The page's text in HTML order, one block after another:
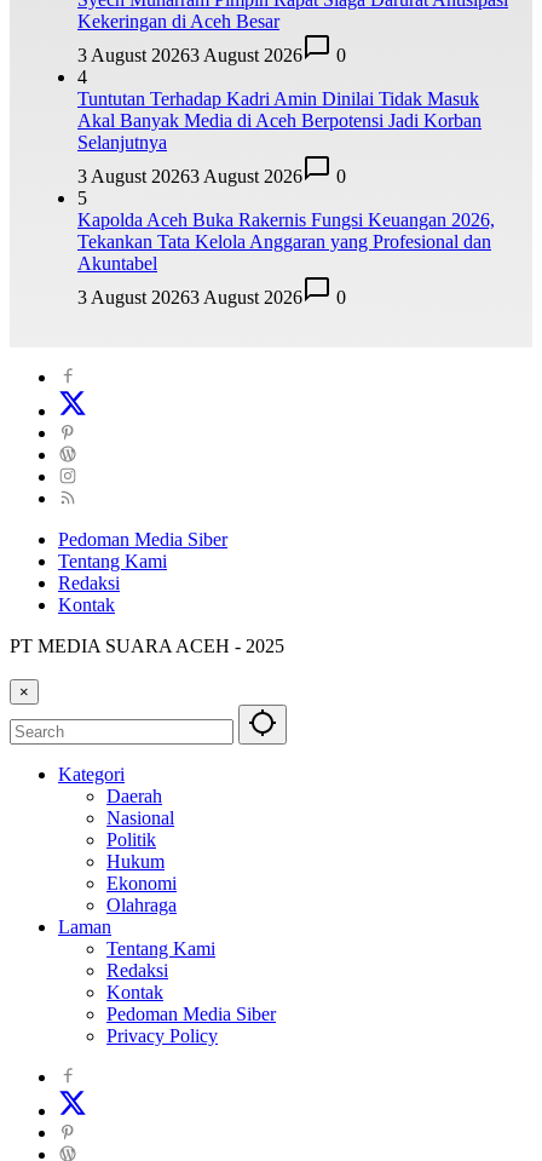
Kekeringan di Aceh Besar
3 August 20263 August 2026
0
4
Tuntutan Terhadap Kadri Amin Dinilai Tidak Masuk
Akal Banyak Media di Aceh Berpotensi Jadi Korban
Selanjutnya
3 August 20263 August 2026
0
5
Kapolda Aceh Buka Rakernis Fungsi Keuangan 2026,
Tekankan Tata Kelola Anggaran yang Profesional dan
Akuntabel
3 August 20263 August 2026 0
Pedoman Media Siber
Tentang Kami
Redaksi
Kontak
PT MEDIA SUARA ACEH - 2025
×
Kategori
Daerah
Nasional
Politik
Hukum
Ekonomi
Olahraga
Laman
Tentang Kami
Redaksi
Kontak
Pedoman Media Siber
Privacy Policy